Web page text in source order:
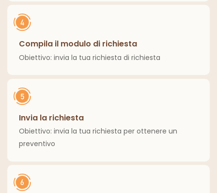
Compila il modulo di richiesta
Obiettivo: invia la tua richiesta di richiesta
Invia la richiesta
Obiettivo: invia la tua richiesta per ottenere un
preventivo